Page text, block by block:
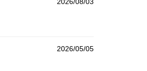
2026/05/05